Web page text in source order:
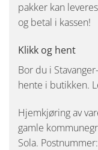
pakker kan
og betal i kassen!
Klikk og hent
Bor du i
hente i butikken.
Hjemkjøring av
gamle
Sola. Postnummer: